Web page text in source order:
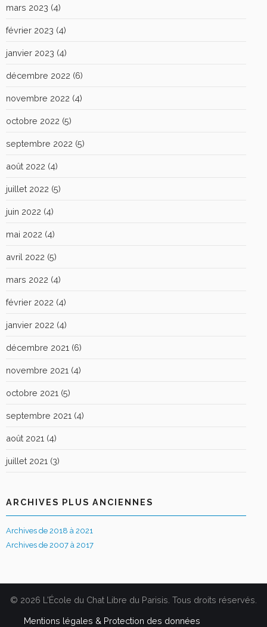
mars 2023 (4)
février 2023 (4)
janvier 2023 (4)
décembre 2022 (6)
novembre 2022 (4)
octobre 2022 (5)
septembre 2022 (5)
août 2022 (4)
juillet 2022 (5)
juin 2022 (4)
mai 2022 (4)
avril 2022 (5)
mars 2022 (4)
février 2022 (4)
janvier 2022 (4)
décembre 2021 (6)
novembre 2021 (4)
octobre 2021 (5)
septembre 2021 (4)
août 2021 (4)
juillet 2021 (3)
ARCHIVES PLUS ANCIENNES
Archives de 2018 à 2021
Archives de 2007 à 2017
© 2026 L'École du Chat Libre du Parisis. Tous droits réservés.
Mentions légales & Protection des données